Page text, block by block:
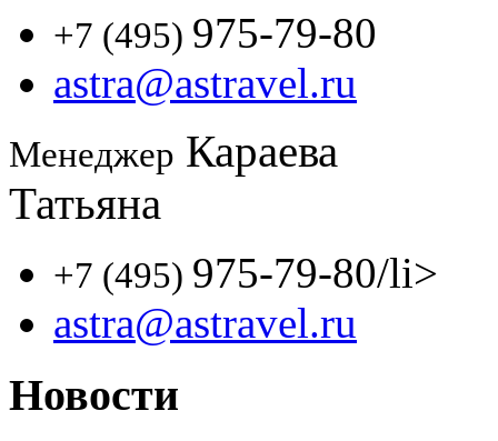
+7 (495) 975-79-80
astra@astravel.ru
Менеджер Караева
Татьяна
+7 (495) 975-79-80/li>
astra@astravel.ru
Новости